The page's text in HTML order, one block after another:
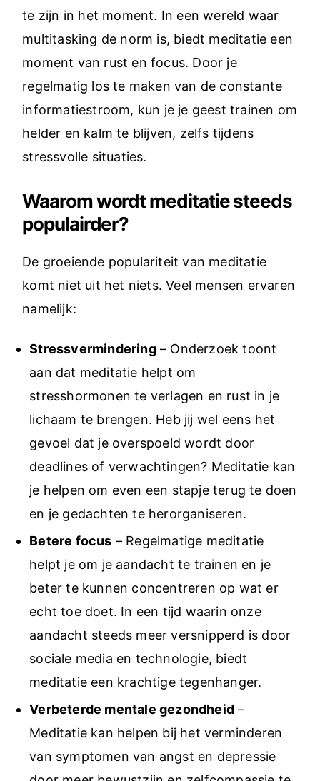
te zijn in het moment. In een wereld waar
multitasking de norm is, biedt meditatie een
moment van rust en focus. Door je
regelmatig los te maken van de constante
informatiestroom, kun je je geest trainen om
helder en kalm te blijven, zelfs tijdens
stressvolle situaties.
Waarom wordt meditatie steeds
populairder?
De groeiende populariteit van meditatie
komt niet uit het niets. Veel mensen ervaren
namelijk:
Stressvermindering– Onderzoek toont
aan dat meditatie helpt om
stresshormonen te verlagen en rust in je
lichaam te brengen. Heb jij wel eens het
gevoel dat je overspoeld wordt door
deadlines of verwachtingen? Meditatie kan
je helpen om even een stapje terug te doen
en je gedachten te herorganiseren.
Betere focus – Regelmatige meditatie
helpt je om je aandacht te trainen en je
beter te kunnen concentreren op wat er
echt toe doet. In een tijd waarin onze
aandacht steeds meer versnipperd is door
sociale media en technologie, biedt
meditatie een krachtige tegenhanger.
Verbeterde mentale gezondheid –
Meditatie kan helpen bij het verminderen
van symptomen van angst en depressie